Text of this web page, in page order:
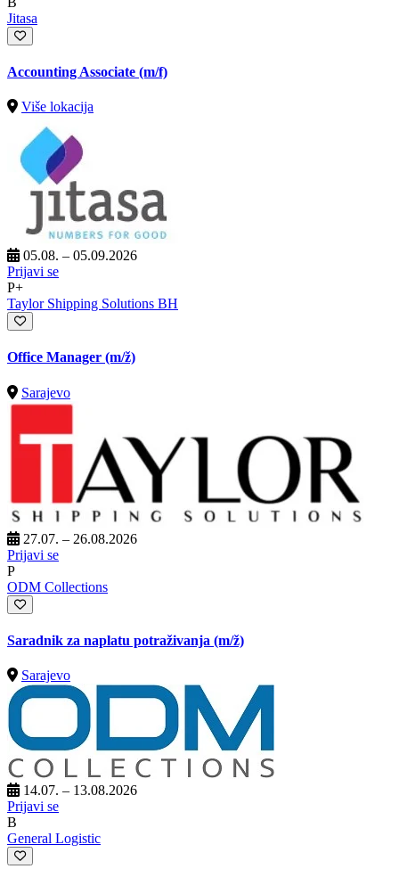
Jitasa
Accounting Associate (m/f)
Više lokacija
05.08. – 05.09.2026
Prijavi se
P+
Taylor Shipping Solutions BH
Office Manager (m/ž)
Sarajevo
27.07. – 26.08.2026
Prijavi se
P
ODM Collections
Saradnik za naplatu potraživanja (m/ž)
Sarajevo
14.07. – 13.08.2026
Prijavi se
B
General Logistic